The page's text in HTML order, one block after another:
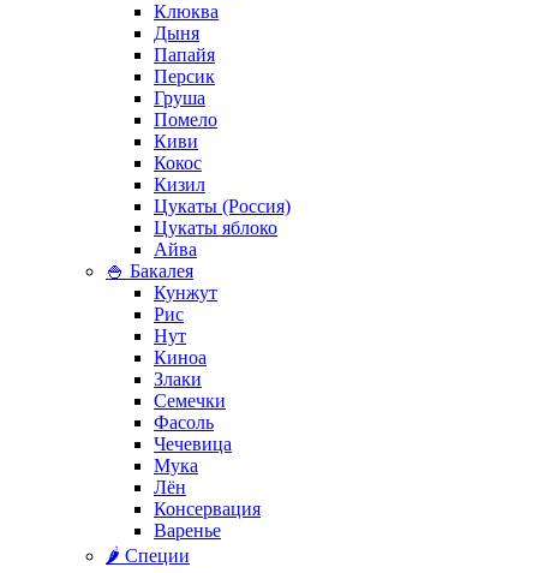
Клюква
Дыня
Папайя
Персик
Груша
Помело
Киви
Кокос
Кизил
Цукаты (Россия)
Цукаты яблоко
Айва
🍚 Бакалея
Кунжут
Рис
Нут
Киноа
Злаки
Семечки
Фасоль
Чечевица
Мука
Лён
Консервация
Варенье
🌶️ Специи